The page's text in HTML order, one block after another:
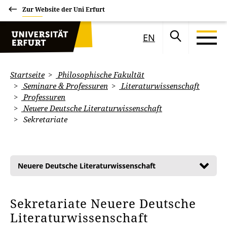
Zur Website der Uni Erfurt
EN
Startseite
Philosophische Fakultät
Seminare & Professuren
Literaturwissenschaft
Professuren
Neuere Deutsche Literaturwissenschaft
Sekretariate
Neuere Deutsche Literaturwissenschaft
Sekretariate Neuere Deutsche
Literaturwissenschaft